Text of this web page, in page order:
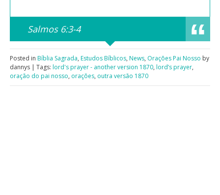
Salmos 6:3-4
Posted in Bíblia Sagrada, Estudos Bíblicos, News, Orações Pai Nosso by
dannys | Tags: lord's prayer - another version 1870, lord’s prayer,
oração do pai nosso, orações, outra versão 1870